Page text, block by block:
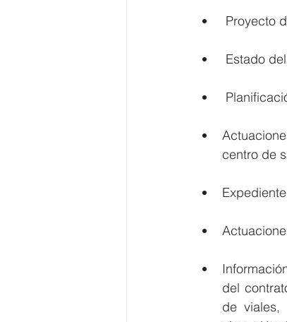
Proyecto
Estado
centro de
del
de viales,